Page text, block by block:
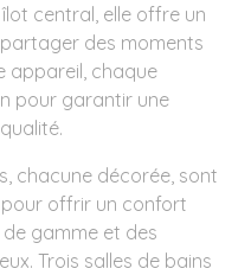
central, elle offre un
des moments
appareil, chaque
pour garantir une
chacune décorée, sont
pour offrir un confort
gamme et des
Trois salles de bains